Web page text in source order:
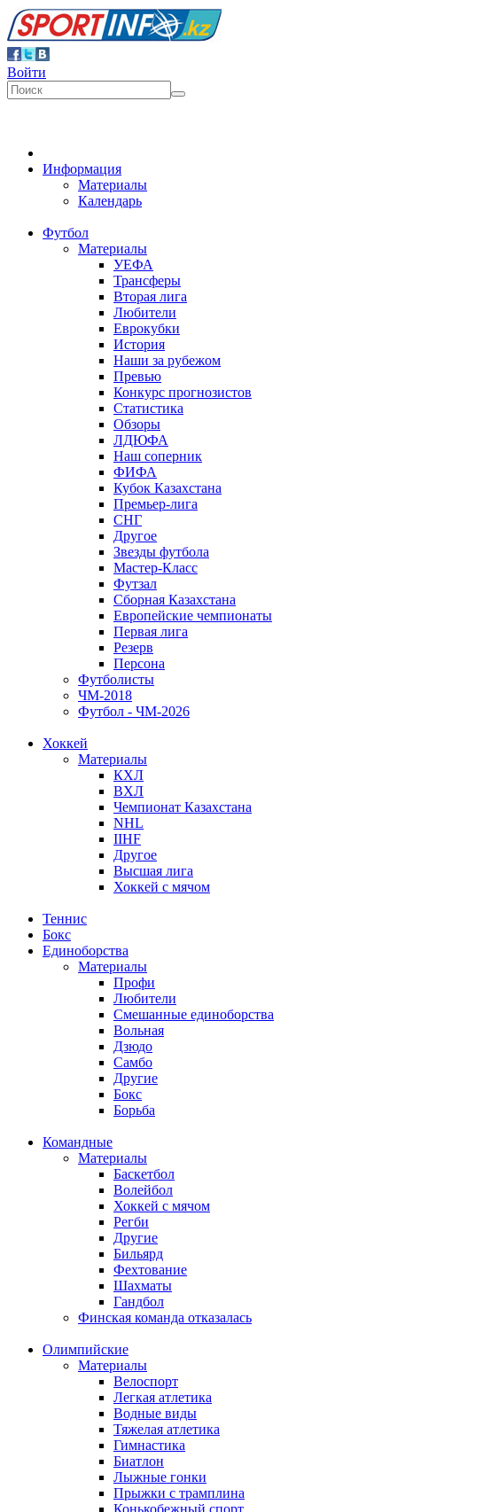
Войти
Информация
Материалы
Календарь
Футбол
Материалы
УЕФА
Трансферы
Вторая лига
Любители
Еврокубки
История
Наши за рубежом
Превью
Конкурс прогнозистов
Статистика
Обзоры
ЛДЮФА
Наш соперник
ФИФА
Кубок Казахстана
Премьер-лига
СНГ
Другое
Звезды футбола
Мастер-Класс
Футзал
Сборная Казахстана
Европейские чемпионаты
Первая лига
Резерв
Персона
Футболисты
ЧМ-2018
Футбол - ЧМ-2026
Хоккей
Материалы
КХЛ
ВХЛ
Чемпионат Казахстана
NHL
IIHF
Другое
Высшая лига
Хоккей с мячом
Теннис
Бокс
Единоборства
Материалы
Профи
Любители
Смешанные единоборства
Вольная
Дзюдо
Самбо
Другие
Бокс
Борьба
Командные
Материалы
Баскетбол
Волейбол
Хоккей с мячом
Регби
Другие
Бильярд
Фехтование
Шахматы
Гандбол
Финская команда отказалась
Олимпийские
Материалы
Велоспорт
Легкая атлетика
Водные виды
Тяжелая атлетика
Гимнастика
Биатлон
Лыжные гонки
Прыжки с трамплина
Конькобежный спорт